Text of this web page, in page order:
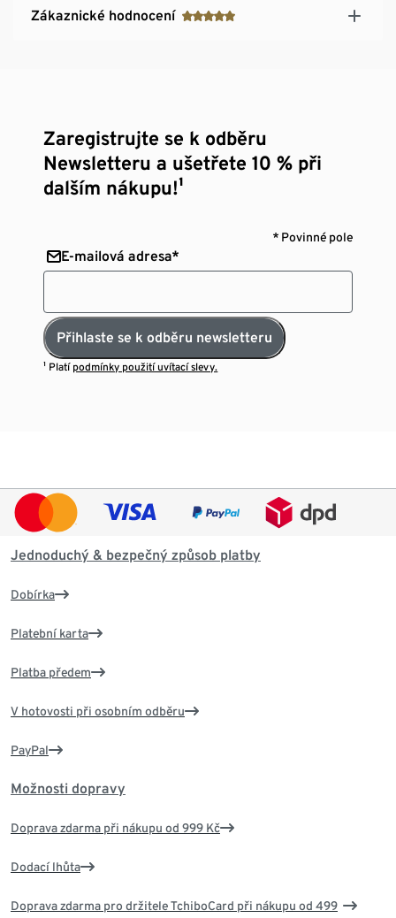
Zákaznické hodnocení
Zaregistrujte se k odběru
Newsletteru a ušetřete 10 % při
dalším nákupu!¹
* Povinné pole
E-mailová adresa*
Přihlaste se k odběru newsletteru
¹ Platí podmínky použití uvítací slevy.
Jednoduchý & bezpečný způsob platby
Dobírka
Platební karta
Platba předem
V hotovosti při osobním odběru
PayPal
Možnosti dopravy
Doprava zdarma při nákupu od 999 Kč
Dodací lhůta
Doprava zdarma pro držitele TchiboCard při nákupu od 499